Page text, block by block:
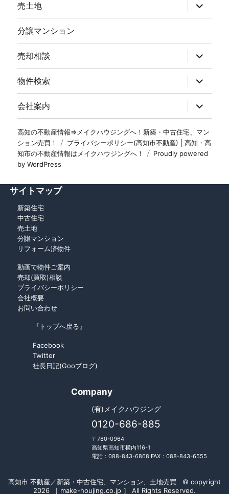
売土地
分譲マンション
売却相談
物件検索
会社案内
高知の不動産情報⇒メイクハウジングへ！新築・中古住宅、マン
ション売買！
プライバシーポリシー(高知市不動産) | 高知・高
知市の不動産情報はメイクハウジングへ！
Proudly powered
by WordPress
サイトマップ
新築住宅
中古住宅
売土地
分譲マンション
リフォーム済物件
動画で物件ご案内
売却(買取)相談
プライバシーポリシー
会社概要
お問い合わせ
『トップへ戻る』
Facebook
Twitter
社長日記(Gooブログ)
Company
(有)メイクハウジング
0120-686-885
〒780-0964
高知県高知市横内116-1
電話：088-843-6868 FAX：088-843-6555
高知市 不動産／新築・中古住宅、マンション、土地売買 © copyright
2026 ［ make-houjing.co.jp ］ All Rights Reserved.
Fudousan Plugin Ver.5.7.0